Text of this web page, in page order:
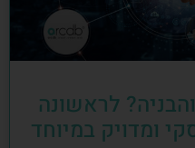
לראשונה
ומדויק במיוחד